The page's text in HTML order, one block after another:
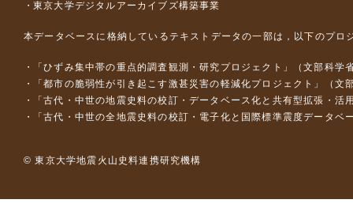
東京大学デジタルアーカイブズ構築事業
本データベースに格納しているテキストデータの一部は，以下のプロ
「ひずみ集中帯の重点的調査観測・研究プロジェクト」（文部科
「都市の脆弱性が引き起こす激甚災害の軽減化プロジェクト」（
「古代・中世の地震史料の校訂・データベース化と共有型拡張・
「古代・中世の全地震史料の校訂・電子化と国際標準震度データ
© 東京大学地震火山史料連携研究機構